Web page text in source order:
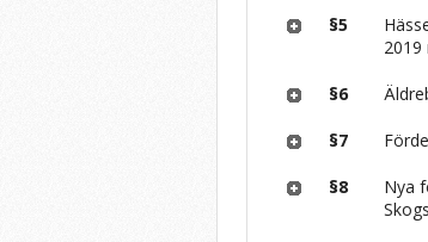
§5
2019
§6
§7
§8
Nya